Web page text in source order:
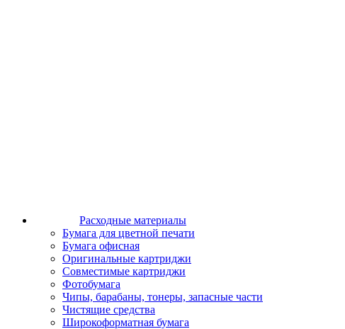
Расходные материалы
Бумага для цветной печати
Бумага офисная
Оригинальные картриджи
Совместимые картриджи
Фотобумага
Чипы, барабаны, тонеры, запасные части
Чистящие средства
Широкоформатная бумага